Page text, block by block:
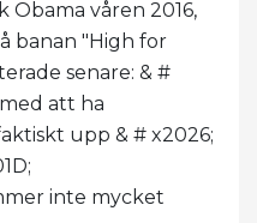
Obama våren 2016,
banan "High for
senare: & #
att ha
upp & # x2026;
inte mycket